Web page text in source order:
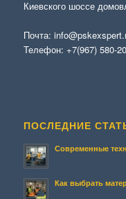
Киевского шоссе
Почта:
Телефон: +7(967) 580-
ПОСЛЕДНИЕ
Современные
Как выбрать